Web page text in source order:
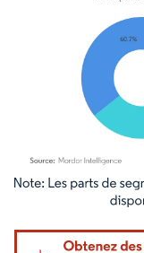
Image © Mordor